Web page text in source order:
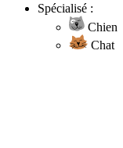
Spécialisé :
Chien
Chat